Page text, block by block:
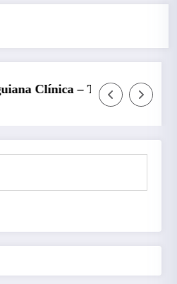
e o inverno: a fertilidade das